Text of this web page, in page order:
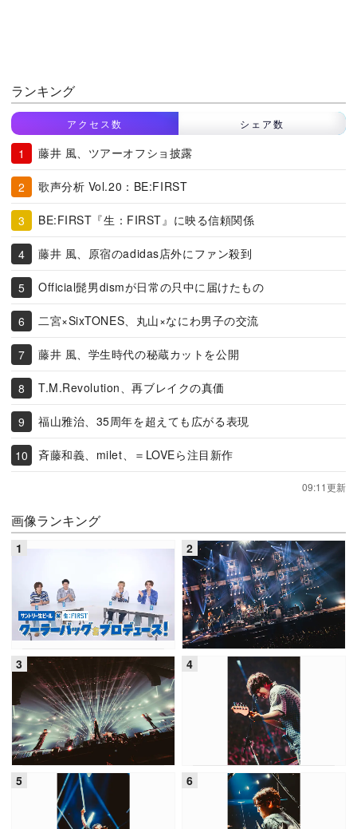
ランキング
アクセス数 シェア数
藤井 風、ツアーオフショ披露
歌声分析 Vol.20：BE:FIRST
BE:FIRST『生：FIRST』に映る信頼関係
藤井 風、原宿のadidas店外にファン殺到
Official髭男dismが日常の只中に届けたもの
二宮×SixTONES、丸山×なにわ男子の交流
藤井 風、学生時代の秘蔵カットを公開
T.M.Revolution、再ブレイクの真価
福山雅治、35周年を超えても広がる表現
斉藤和義、milet、＝LOVEら注目新作
09:11更新
画像ランキング